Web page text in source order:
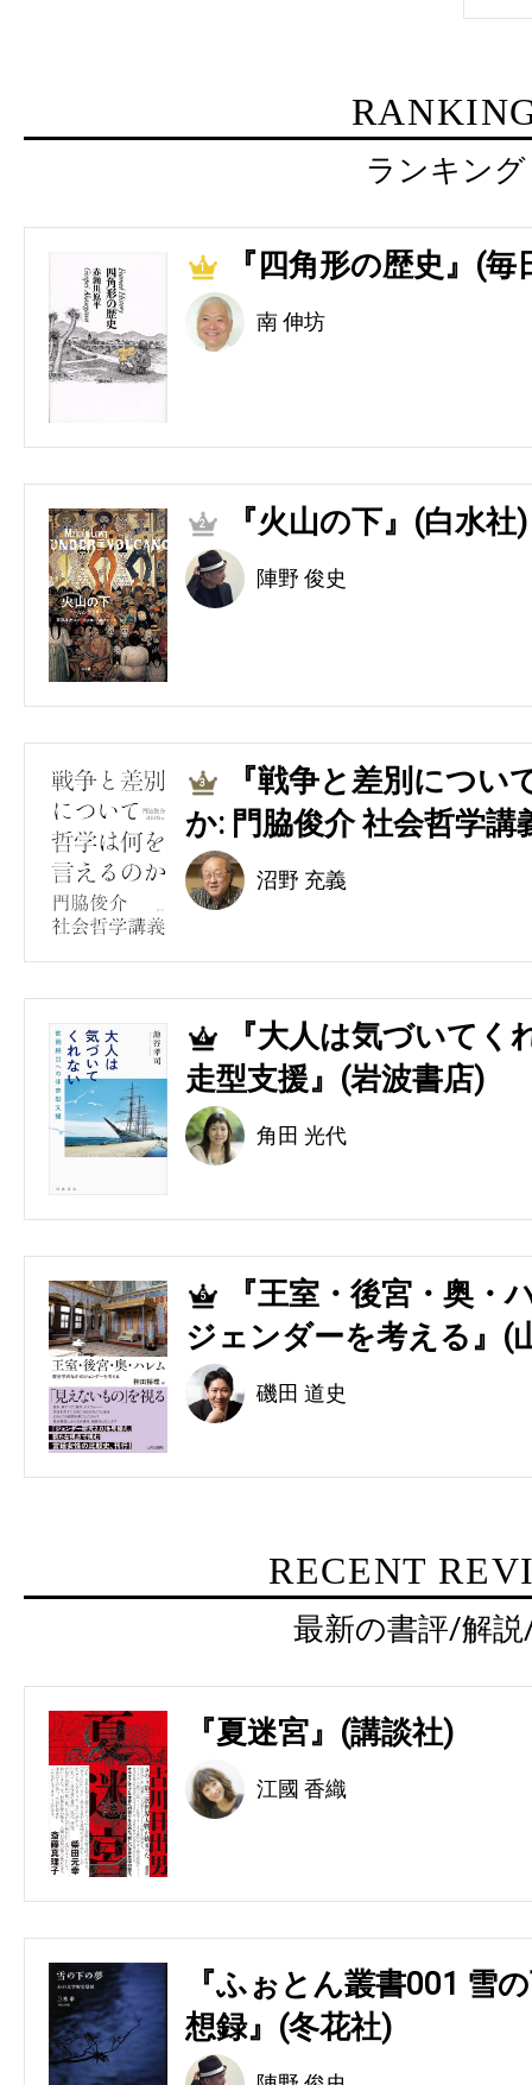
ランキング
1 『四角形の歴史』(毎
南 伸坊
2 『火山の下』(白水社)
陣野 俊史
3
『戦争と差別につ
か: 門脇俊介 社会哲学講
沼野 充義
4
『大人は気づいてく
走型支援』(岩波書店)
角田 光代
5
『王室・後宮・奥・
ジェンダーを考える』(
磯田 道史
RECENT
最新の書評/解
『夏迷宮』(講談社)
江國 香織
『ふぉとん叢書001 雪
想録』(冬花社)